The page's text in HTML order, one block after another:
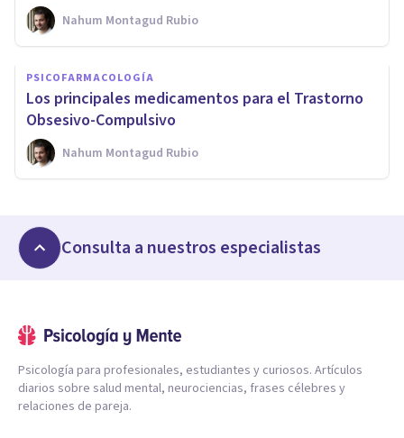
Nahum Montagud Rubio
PSICOFARMACOLOGÍA
Los principales medicamentos para el Trastorno
Obsesivo-Compulsivo
Nahum Montagud Rubio
Consulta a nuestros especialistas
Psicología para profesionales, estudiantes y curiosos. Artículos
diarios sobre salud mental, neurociencias, frases célebres y
relaciones de pareja.